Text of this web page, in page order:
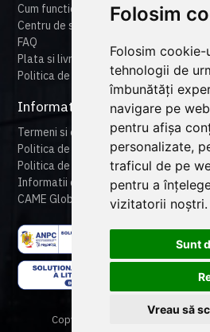
Folosim
Folosim cookie-
tehnologii de
îmbunătăți
navigare pe
pentru afișa
personalizate,
traficul de pe
pentru a
vizitatorii noștri.
Sunt
Vreau să
Cum functioneaza cameonline
Centru de suport
FAQ
Plata si livrare
Politica de retur
Informatii legale
Termeni si conditii
Politica de confidentialitate
Politica de cookies
Informatii despre produse
CAME Global
Copyright © 2024 CAME